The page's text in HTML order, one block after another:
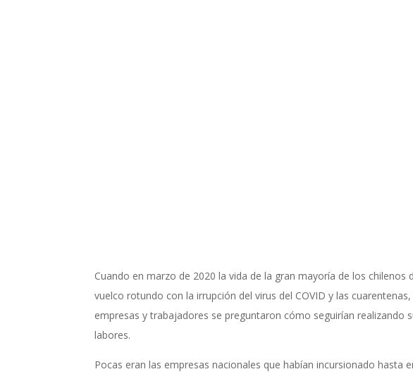
Cuando en marzo de 2020 la vida de la gran mayoría de los chilenos
vuelco rotundo con la irrupción del virus del COVID y las
empresas y trabajadores se preguntaron cómo seguirían realizando
labores.
Pocas eran las empresas nacionales que habían incursionado hasta